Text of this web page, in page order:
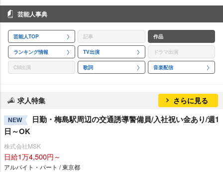
芸能人事典
芸能人TOP 記事 作品
ランキング情報 TV出演 ドラマ出演
CM出演 歌詞 音楽配信
求人特集 さらに見る
NEW
日勤・梅島駅周辺の交通誘導警備員/入社祝い金あり/週1
日～OK
株式会社MSK
日給1万4,500円～
アルバイト・パート / 東京都